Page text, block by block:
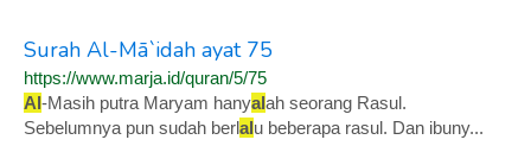
Surah Al-Mā`idah ayat 75
https://www.marja.id/quran/5/75
Al-Masih putra Maryam hanyalah seorang Rasul.
Sebelumnya pun sudah berlalu beberapa rasul. Dan ibuny...